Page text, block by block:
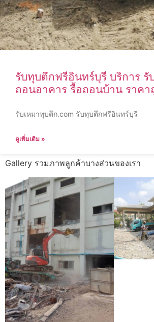
รับทุบตึกฟรีอินทร์บุรี บริการ รั
ถอนอาคาร รื้อถอนบ้าน ราคา
รับเหมาทุบตึก.com รับทุบตึกฟรีอินทร์บุรี
ดูเพิ่มเติม »
Gallery รวมภาพลูกค้าบางส่วนของเรา